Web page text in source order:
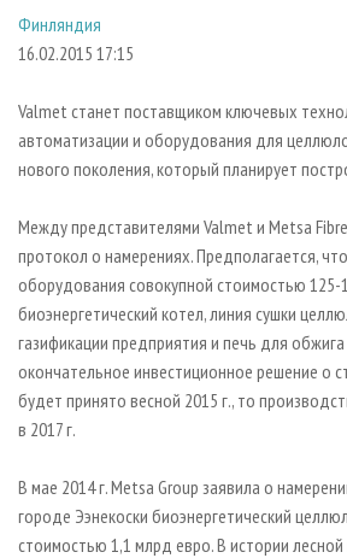
СУШКА ДРЕВЕСИНЫ
ПРОИЗВОДСТВО ДРЕВЕСНЫХ ПЛИТ
ПРОИЗВОДСТВО МЕБЕЛИ
БИОЭНЕРГЕТИКА
ЦБП
ИНСТРУМЕНТ И МАТЕРИАЛЫ
ПЕРСОНЫ
МОБИЛЬНЫЕ ВЫСТАВКИ
ПРИОРИТЕТНЫЕ ИНВЕСТПРОЕКТЫ
RUSSIAN FORESTRY REVIEW
ГАЗЕТА ЛЕСПРОМФОРУМ
БИБЛИОТЕКА СПЕЦИАЛИСТА
КОНТАКТЫ
РЕКЛАМА
РЕКЛАМА НА САЙТЕ
Финляндия
16.02.2015 17:15
Valmet станет поставщиком ключевых
автоматизации и оборудования для
нового поколения, который планирует
Между представителями Valmet и Metsa
протокол о намерениях. Предполагается,
оборудования совокупной стоимостью
биоэнергетический котел, линия сушки
газификации предприятия и печь для обжига
окончательное инвестиционное решение о
будет принято весной 2015 г., то
в 2017 г.
В мае 2014 г. Metsa Group заявила о
городе Ээнекоски биоэнергетический
стоимостью 1,1 млрд евро. В истории